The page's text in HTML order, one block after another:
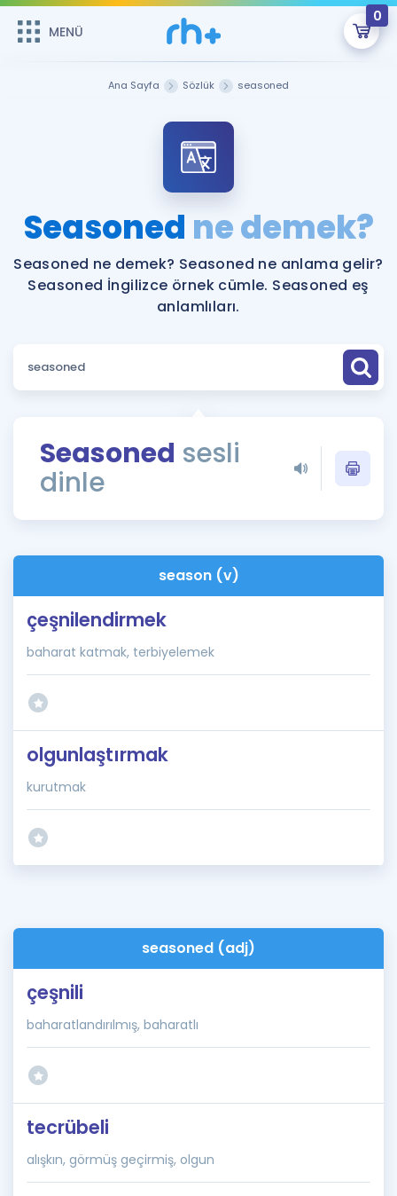
MENÜ
0
ÜYE DEĞİLİM
Sepetin Şu An Boş.
Remzi Hoca ile seni sınava hazırlayacak onlarca eğitim seni
bekliyor!
MENÜ
Faydalı Araçlar
Sözlük
Rehberlik Aracı
ÖSYM Sınav Takvimi
İngilizce Gramer
Hakkımızda
Ana Sayfa Sözlük seasoned
Seasoned ne demek?
Seasoned ne demek? Seasoned ne anlama gelir?
Seasoned İngilizce örnek cümle. Seasoned eş
anlamlıları.
Seasoned sesli
dinle
season (v)
çeşnilendirmek
baharat katmak, terbiyelemek
olgunlaştırmak
kurutmak
seasoned (adj)
çeşnili
baharatlandırılmış, baharatlı
tecrübeli
alışkın, görmüş geçirmiş, olgun